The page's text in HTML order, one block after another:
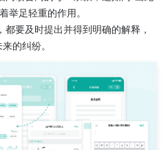
举足轻重的作用。
要及时提出并得到明确的解释，
的纠纷。